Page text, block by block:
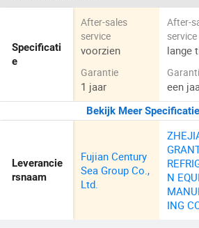
Specificati
e
After-sales
service
voorzien
Garantie
1 jaar
After-
service
lange
een
Bekijk Meer
Leverancie
rsnaam
Fujian Century
Sea Group Co.,
Ltd.
N
ING